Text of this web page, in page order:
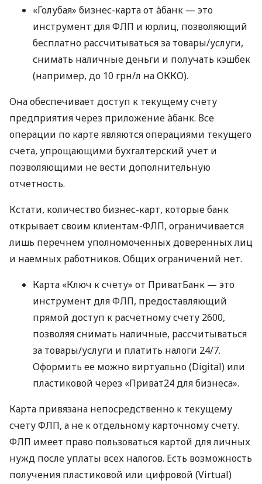
«Голубая» бизнес-карта от àбанк — это
инструмент для ФЛП и юрлиц, позволяющий
бесплатно рассчитываться за товары/услуги,
снимать наличные деньги и получать кэшбек
(например, до 10 грн/л на ОККО).
Она обеспечивает доступ к текущему счету
предприятия через приложение àбанк. Все
операции по карте являются операциями текущего
счета, упрощающими бухгалтерский учет и
позволяющими не вести дополнительную
отчетность.
Кстати, количество бизнес-карт, которые банк
открывает своим клиентам-ФЛП, ограничивается
лишь перечнем уполномоченных доверенных лиц
и наемных работников. Общих ограничений нет.
Карта «Ключ к счету» от ПриватБанк — это
инструмент для ФЛП, предоставляющий
прямой доступ к расчетному счету 2600,
позволяя снимать наличные, рассчитываться
за товары/услуги и платить налоги 24/7.
Оформить ее можно виртуально (Digital) или
пластиковой через «Приват24 для бизнеса».
Карта привязана непосредственно к текущему
счету ФЛП, а не к отдельному карточному счету.
ФЛП имеет право пользоваться картой для личных
нужд после уплаты всех налогов. Есть возможность
получения пластиковой или цифровой (Virtual)